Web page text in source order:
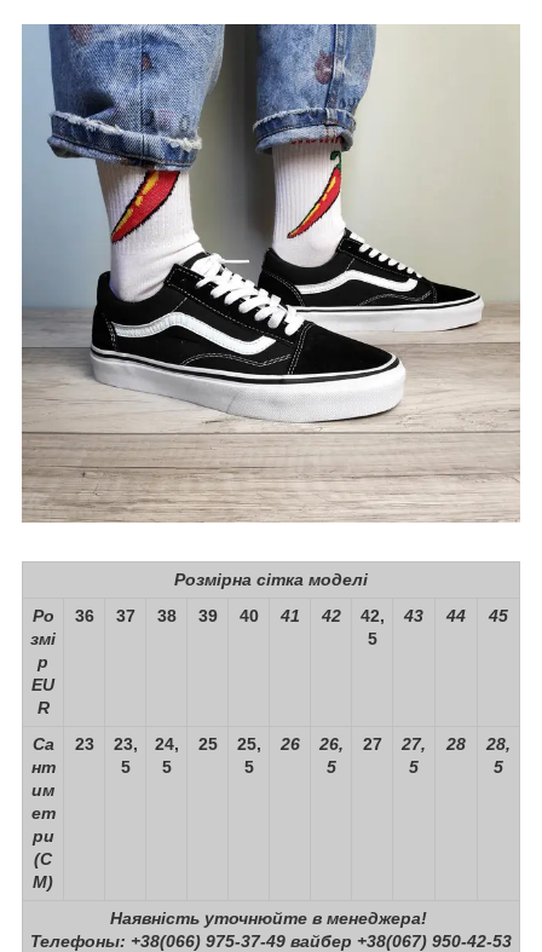
Розмірна сітка моделі
Ро
змі
р
EU
R
36 37 38 39 40 41 42
42,
5
43 44 45
Са
нт
им
ет
ри
(С
М)
23
23,
5
24,
5
25
25,
5
26
26,
5
27
27,
5
28
28,
5
Наявність уточнюйте в менеджера!
Телефоны: +38(066) 975-37-49 вайбер +38(067) 950-42-53